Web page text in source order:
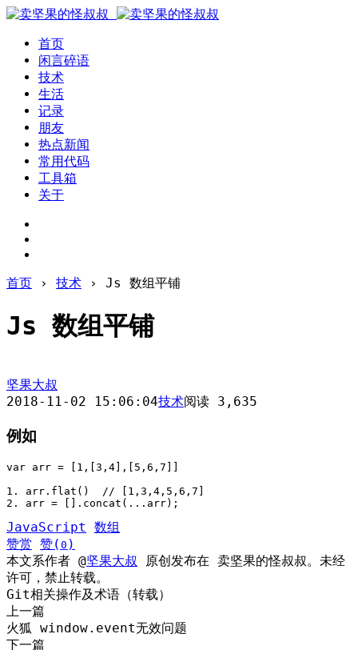
首页
闲言碎语
技术
生活
记录
朋友
热点新闻
常用代码
工具箱
关于
首页 › 技术 › Js 数组平铺
Js 数组平铺
坚果大叔
2018-11-02 15:06:04技术阅读 3,635
例如
var arr = [1,[3,4],[5,6,7]]
1. arr.flat()  // [1,3,4,5,6,7]
2. arr = [].concat(...arr);
JavaScript
数组
赞赏 赞( 0 )
本文系作者 @坚果大叔 原创发布在 卖坚果的怪叔叔。未经
许可，禁止转载。
Git相关操作及术语（转载）
上一篇
火狐 window.event无效问题
下一篇